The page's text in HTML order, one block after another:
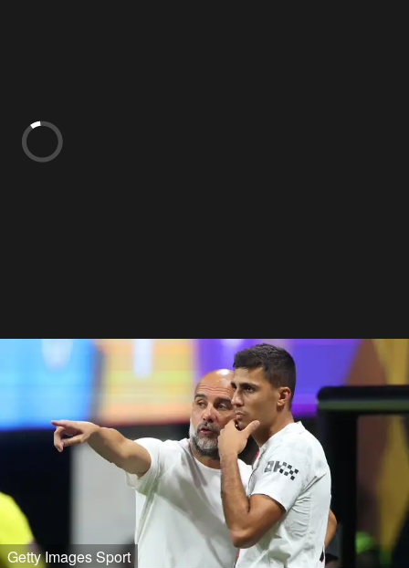
Getty Images Sport